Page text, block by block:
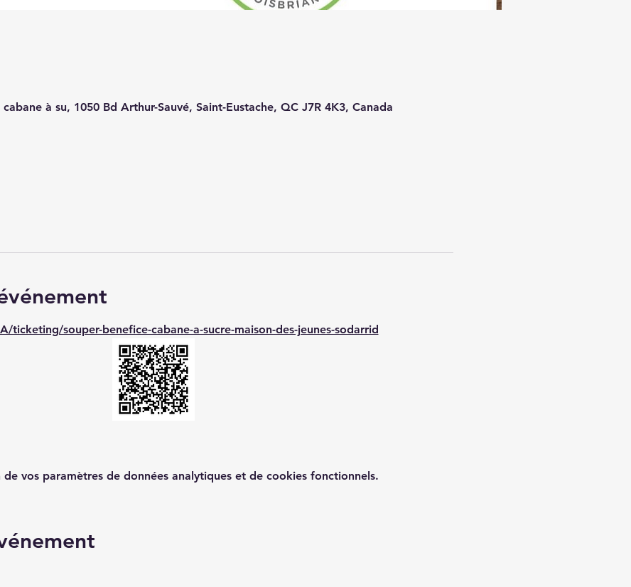
à su, 1050 Bd Arthur-Sauvé, Saint-Eustache, QC J7R 4K3, Canada
ticketing/souper-benefice-cabane-a-sucre-maison-des-jeunes-sodarrid
vos paramètres de données analytiques et de cookies fonctionnels.